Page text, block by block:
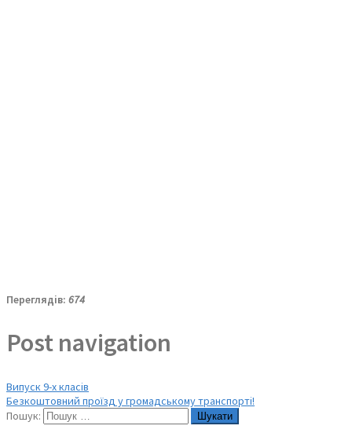
Переглядів: 674
Post navigation
Випуск 9-х класів
Безкоштовний проїзд у громадському транспорті!
Пошук: